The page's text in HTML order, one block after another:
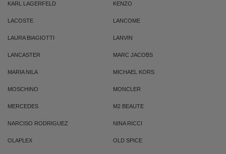
KARL LAGERFELD KENZO
LACOSTE LANCOME
LAURA BIAGIOTTI LANVIN
LANCASTER MARC JACOBS
MARIA NILA MICHAEL KORS
MOSCHINO MONCLER
MERCEDES M2 BEAUTE
NARCISO RODRIGUEZ NINA RICCI
OLAPLEX OLD SPICE